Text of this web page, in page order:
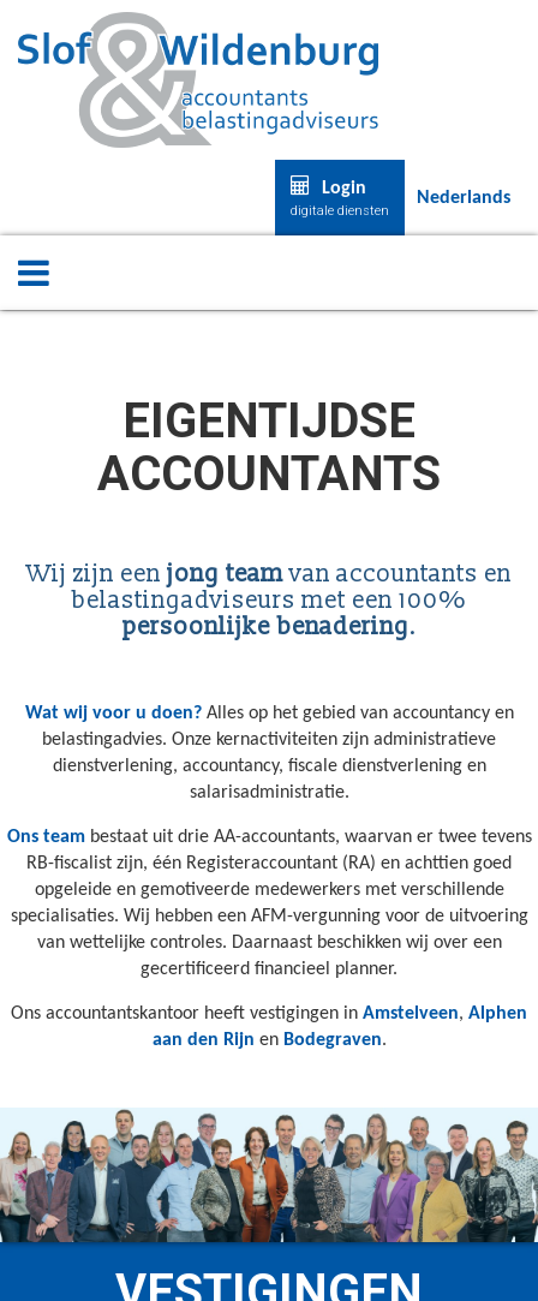
Login
digitale diensten
Nederlands
EIGENTIJDSE
ACCOUNTANTS
Wij zijn een jong teamvan accountants en
belastingadviseurs met een 100%
persoonlijke benadering.
Wat wij voor u doen?Alles op het gebied van accountancy en
belastingadvies. Onze kernactiviteiten zijn administratieve
dienstverlening, accountancy, fiscale dienstverlening en
salarisadministratie.
Ons teambestaat uit drie AA-accountants, waarvan er twee tevens
RB-fiscalist zijn, één Registeraccountant (RA) en achttien goed
opgeleide en gemotiveerde medewerkers met verschillende
specialisaties. Wij hebben een AFM-vergunning voor de uitvoering
van wettelijke controles. Daarnaast beschikken wij over een
gecertificeerd financieel planner.
Ons accountantskantoor heeft vestigingen in Amstelveen, Alphen
aan den Rijn en Bodegraven.